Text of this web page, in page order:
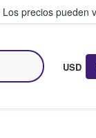
Los precios pueden
USD